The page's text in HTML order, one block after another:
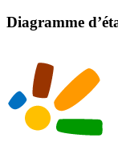
Diagramme